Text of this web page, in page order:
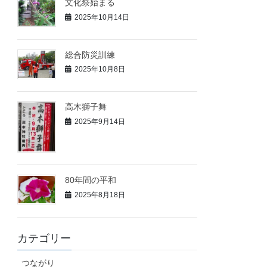
文化祭始まる
2025年10月14日
総合防災訓練
2025年10月8日
高木獅子舞
2025年9月14日
80年間の平和
2025年8月18日
カテゴリー
つながり